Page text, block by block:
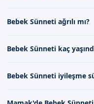
Ankara Mamak'de bebek
formumuzdan bilgi
ulaşabilirsiniz.
tarafından belirlenir. Bebek
iletişim formumuz
Bebek Sünneti ağrılı mı?
sırasında doktorumuz
Bebek Sünneti kaç
Mamak'ta bebek sünneti
Bebek Sünneti iyileşme